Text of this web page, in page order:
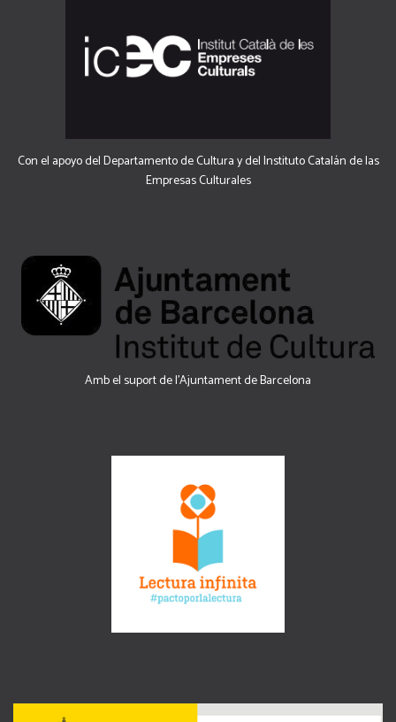
Con el apoyo del Departamento de Cultura y del Instituto Catalán de las
Empresas Culturales
Amb el suport de l’Ajuntament de Barcelona